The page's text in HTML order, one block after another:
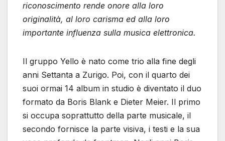
riconoscimento rende onore alla loro
originalità, al loro carisma ed alla loro
importante influenza sulla musica elettronica.
Il gruppo Yello è nato come trio alla fine degli
anni Settanta a Zurigo. Poi, con il quarto dei
suoi ormai 14 album in studio è diventato il duo
formato da Boris Blank e Dieter Meier. Il primo
si occupa soprattutto della parte musicale, il
secondo fornisce la parte visiva, i testi e la sua